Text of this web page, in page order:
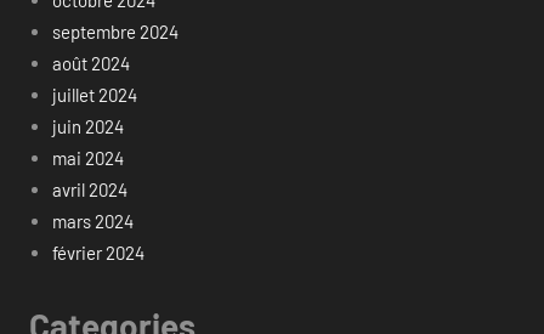
septembre 2024
août 2024
juillet 2024
juin 2024
mai 2024
avril 2024
mars 2024
février 2024